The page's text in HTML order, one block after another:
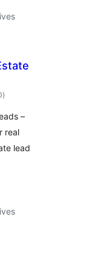
notes
en
)
–
real
lead